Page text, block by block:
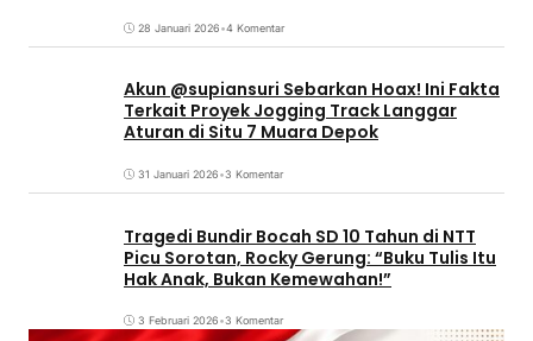
28 Januari 2026•4 Komentar
Akun @supiansuri Sebarkan Hoax! Ini Fakta
Terkait Proyek Jogging Track Langgar
Aturan di Situ 7 Muara Depok
31 Januari 2026•3 Komentar
Tragedi Bundir Bocah SD 10 Tahun di NTT
Picu Sorotan, Rocky Gerung: “Buku Tulis Itu
Hak Anak, Bukan Kemewahan!”
3 Februari 2026•3 Komentar